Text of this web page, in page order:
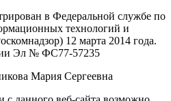
в Федеральной службе по
технологий и
12 марта 2014 года.
Эл № ФС77-57235
Мария Сергеевна